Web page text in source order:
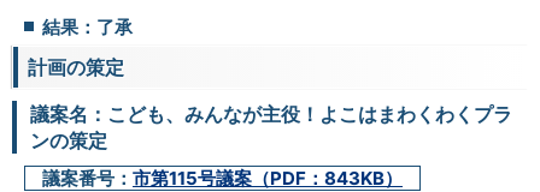
結果：了承
計画の策定
議案名：こども、みんなが主役！よこはまわくわくプラ
ンの策定
議案番号： 市第115号議案（PDF：843KB）